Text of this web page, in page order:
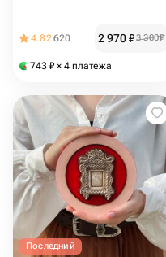
4.82620 2 970₽3 300₽
743 ₽ × 4 платежа
Последний